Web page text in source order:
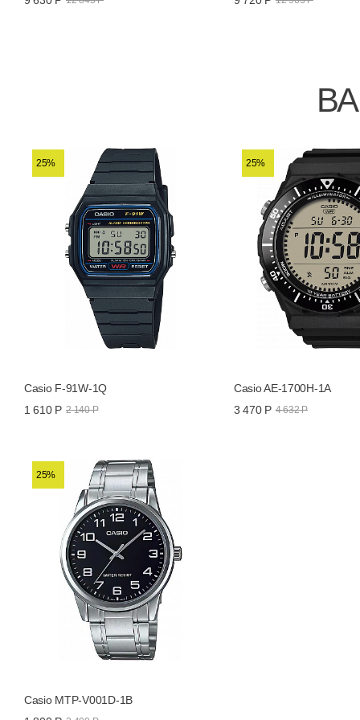
25%
Casio F-91W-1Q
1 610 Р 2 140 Р
25%
Casio AE-1700H-1A
3 470 Р 4 632 Р
25%
Casio MTP-V001D-1B